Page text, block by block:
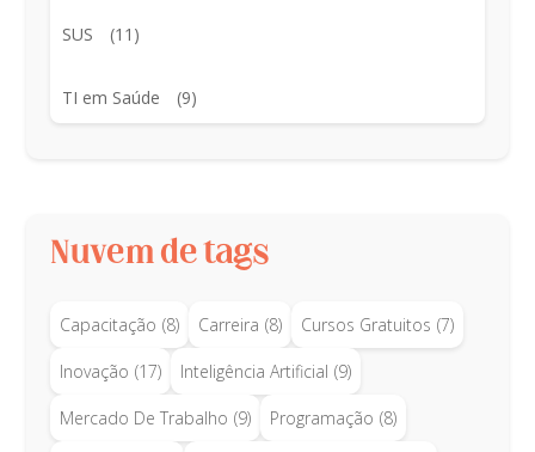
SUS (11)
TI em Saúde (9)
Nuvem de tags
Capacitação (8) Carreira (8) Cursos Gratuitos (7)
Inovação (17) Inteligência Artificial (9)
Mercado De Trabalho (9) Programação (8)